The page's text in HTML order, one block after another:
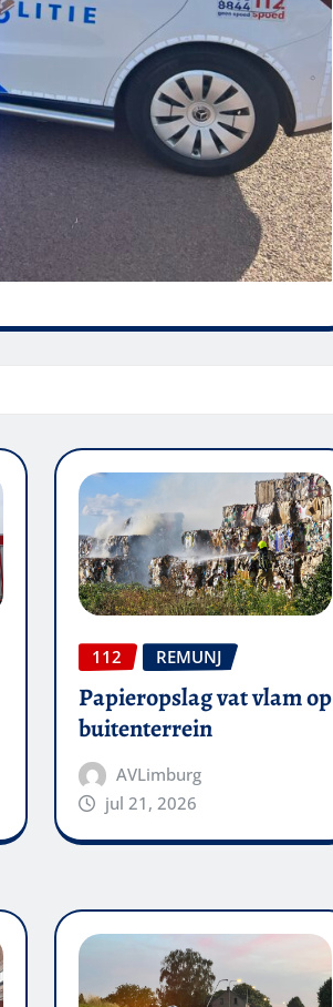
112 REMUNJ
Papieropslag vat vlam op
buitenterrein
AVLimburg
jul 21, 2026